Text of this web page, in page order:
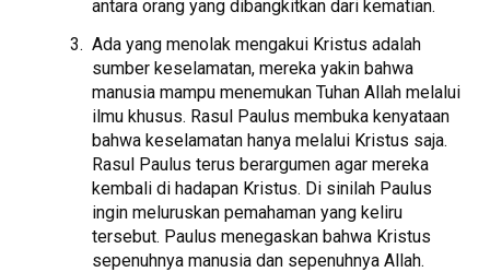
antara orang yang dibangkitkan dari kematian.
Ada yang menolak mengakui Kristus adalah
sumber keselamatan, mereka yakin bahwa
manusia mampu menemukan Tuhan Allah melalui
ilmu khusus. Rasul Paulus membuka kenyataan
bahwa keselamatan hanya melalui Kristus saja.
Rasul Paulus terus berargumen agar mereka
kembali di hadapan Kristus. Di sinilah Paulus
ingin meluruskan pemahaman yang keliru
tersebut. Paulus menegaskan bahwa Kristus
sepenuhnya manusia dan sepenuhnya Allah.